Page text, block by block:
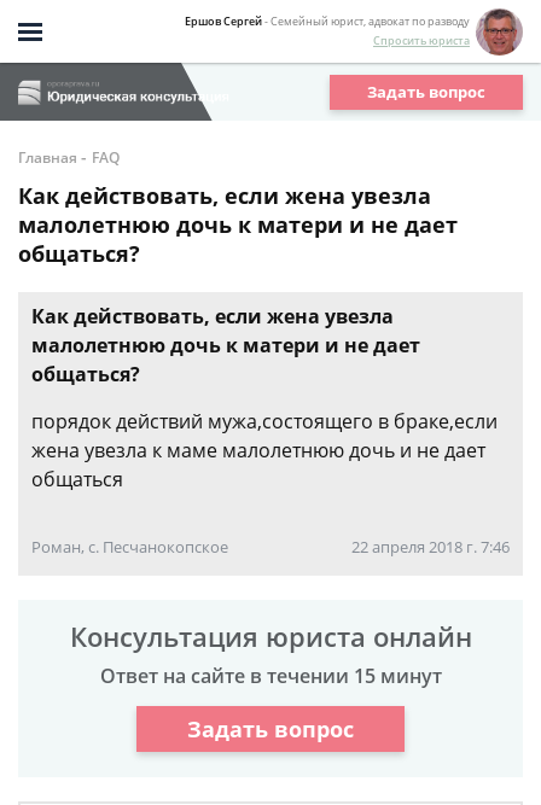
Ершов Сергей- Семейный юрист, адвокат по разводу
Спросить юриста
Задать вопрос
Главная - FAQ
Как действовать, если жена увезла
малолетнюю дочь к матери и не дает
общаться?
Как действовать, если жена увезла
малолетнюю дочь к матери и не дает
общаться?
порядок действий мужа,состоящего в браке,если
жена увезла к маме малолетнюю дочь и не дает
общаться
Роман, с. Песчанокопское 22 апреля 2018 г. 7:46
Консультация юриста онлайн
Ответ на сайте в течении 15 минут
Задать вопрос